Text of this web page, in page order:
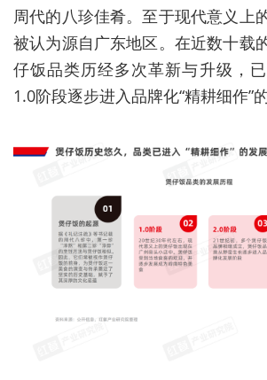
周代的八珍佳肴。至于现代意义上
被认为源自广东地区。在近数十载
仔饭品类历经多次革新与升级，
1.0阶段逐步进入品牌化“精耕细作”